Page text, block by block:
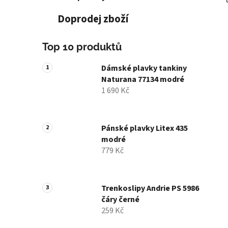
Doprodej zboží
Top 10 produktů
Dámské plavky tankiny
Naturana 77134 modré
1 690 Kč
Pánské plavky Litex 435
modré
779 Kč
Trenkoslipy Andrie PS 5986
čáry černé
259 Kč